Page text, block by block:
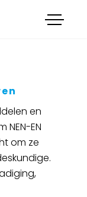
menu
en
NEN-EN
om ze